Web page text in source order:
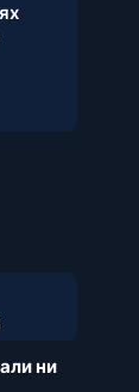
ни